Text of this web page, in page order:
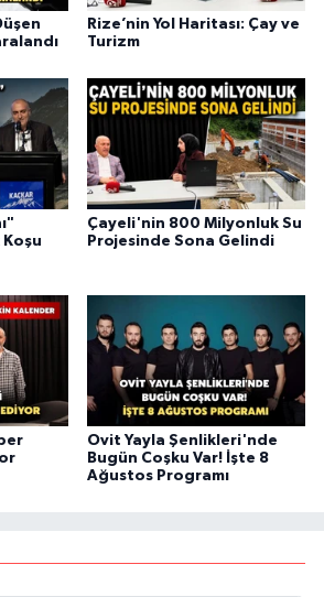
Rize’nin Yol Haritası: Çay ve
Turizm
Çayeli'nin 800 Milyonluk Su
Projesinde Sona Gelindi
Ovit Yayla Şenlikleri'nde
Bugün Coşku Var! İşte 8
Ağustos Programı